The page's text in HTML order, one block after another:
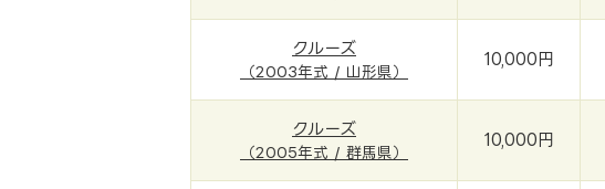
クルーズ
（2003年式 / 山形県）
10,000円
クルーズ
（2005年式 / 群馬県）
10,000円